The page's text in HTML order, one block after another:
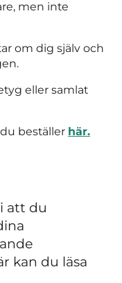
men inte
om dig själv och
eller samlat
beställer här.
att du
kan du läsa